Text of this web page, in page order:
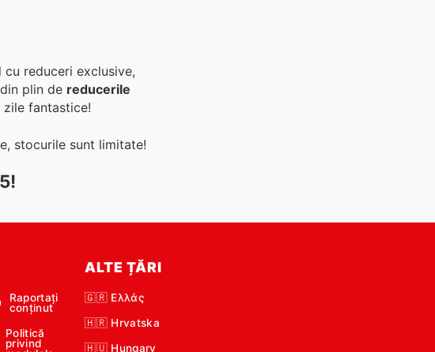
reduceri exclusive,
plin de reducerile
fantastice!
stocurile sunt limitate!
Raportați
conținut
Politică
privind
ALTE ȚĂRI
🇬🇷 Ελλάς
🇭🇷 Hrvatska
🇭🇺 Hungary